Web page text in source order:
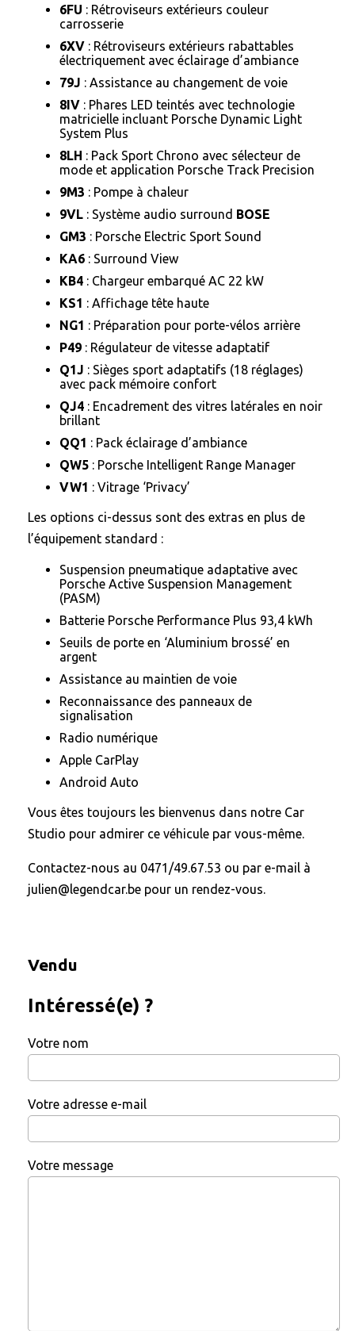
6FU : Rétroviseurs extérieurs couleur
carrosserie
6XV : Rétroviseurs extérieurs rabattables
électriquement avec éclairage d’ambiance
79J : Assistance au changement de voie
8IV : Phares LED teintés avec technologie
matricielle incluant Porsche Dynamic Light
System Plus
8LH : Pack Sport Chrono avec sélecteur de
mode et application Porsche Track Precision
9M3 : Pompe à chaleur
9VL : Système audio surround BOSE
GM3 : Porsche Electric Sport Sound
KA6 : Surround View
KB4 : Chargeur embarqué AC 22 kW
KS1 : Affichage tête haute
NG1 : Préparation pour porte-vélos arrière
P49 : Régulateur de vitesse adaptatif
Q1J : Sièges sport adaptatifs (18 réglages)
avec pack mémoire confort
QJ4 : Encadrement des vitres latérales en noir
brillant
QQ1 : Pack éclairage d’ambiance
QW5 : Porsche Intelligent Range Manager
VW1 : Vitrage ‘Privacy’
Les options ci-dessus sont des extras en plus de
l’équipement standard :
Suspension pneumatique adaptative avec
Porsche Active Suspension Management
(PASM)
Batterie Porsche Performance Plus 93,4 kWh
Seuils de porte en ‘Aluminium brossé’ en
argent
Assistance au maintien de voie
Reconnaissance des panneaux de
signalisation
Radio numérique
Apple CarPlay
Android Auto
Vous êtes toujours les bienvenus dans notre Car
Studio pour admirer ce véhicule par vous-même.
Contactez-nous au 0471/49.67.53 ou par e-mail à
julien@legendcar.be pour un rendez-vous.
Vendu
Intéressé(e) ?
Votre nom
Votre adresse e-mail
Votre message